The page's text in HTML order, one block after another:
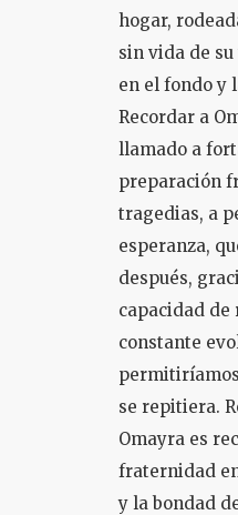
hogar,
sin vida de
en el fondo y
Recordar a
llamado a
preparación
tragedias, a
esperanza,
después,
capacidad de
constante
se repitiera.
Omayra es
fraternidad
y la bondad